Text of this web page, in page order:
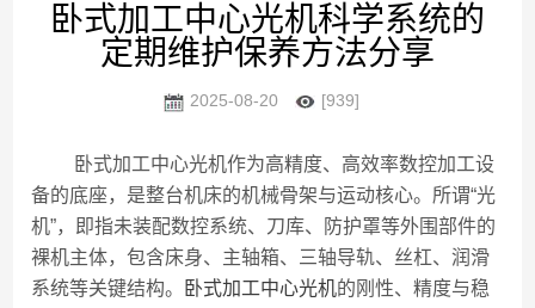
卧式加工中心光机科学系统的
定期维护保养方法分享
2025-08-20 [939]
卧式加工中心光机作为高精度、高效率数控加工设
备的底座，是整台机床的机械骨架与运动核心。所谓“光
机”，即指未装配数控系统、刀库、防护罩等外围部件的
裸机主体，包含床身、主轴箱、三轴导轨、丝杠、润滑
系统等关键结构。
卧式加工中心光机的刚性、精度与稳